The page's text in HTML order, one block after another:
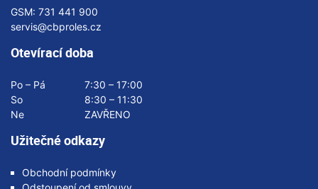
GSM: 731 441 900
servis@cbproles.cz
Otevírací doba
Po – Pá
7:30 – 17:00
So
8:30 – 11:30
Ne
ZAVŘENO
Užitečné odkazy
Obchodní podmínky